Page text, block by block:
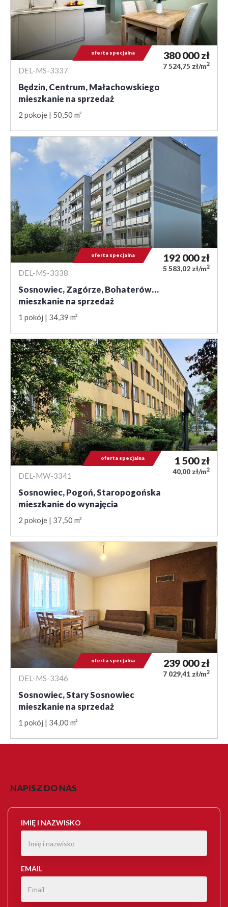
DEL-MS-3337
Będzin, Centrum, Małachowskiego
mieszkanie na sprzedaż
2 pokoje 50,50 m²
380 000zł
7 524,75 zł/m2
oferta specjalna
DEL-MS-3338
Sosnowiec, Zagórze, Bohaterów…
mieszkanie na sprzedaż
1 pokój 34,39 m²
192 000zł
5 583,02 zł/m2
oferta specjalna
DEL-MW-3341
Sosnowiec, Pogoń, Staropogońska
mieszkanie do wynajęcia
2 pokoje 37,50 m²
1 500zł
40,00 zł/m2
oferta specjalna
DEL-MS-3346
Sosnowiec, Stary Sosnowiec
mieszkanie na sprzedaż
1 pokój 34,00 m²
239 000zł
7 029,41 zł/m2
oferta specjalna
NAPISZ DO NAS
IMIĘ I NAZWISKO
EMAIL